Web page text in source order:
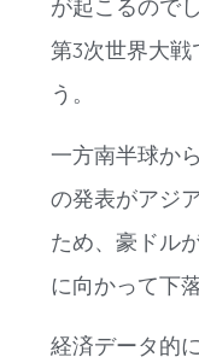
が起こるので
第3次世界大戦
う。
一方南半球か
の発表がアジ
ため、豪ドル
に向かって下
経済データ的